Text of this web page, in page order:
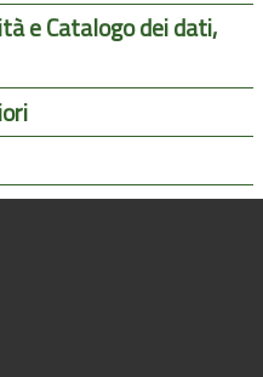
e Catalogo dei dati,